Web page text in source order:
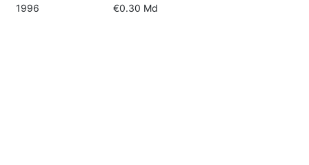
1996 €0.30 Md